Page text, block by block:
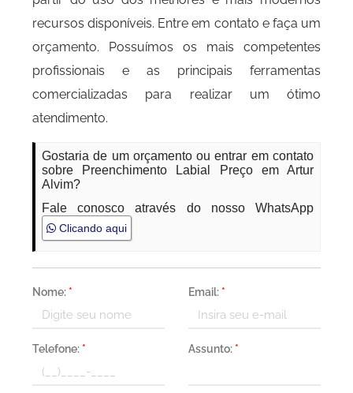
recursos disponíveis. Entre em contato e faça um
orçamento. Possuímos os mais competentes
profissionais e as principais ferramentas
comercializadas para realizar um ótimo
atendimento.
Gostaria de um orçamento ou entrar em contato
sobre Preenchimento Labial Preço em Artur
Alvim?
Fale conosco através do nosso WhatsApp
Clicando aqui
Nome: * Email: *
Telefone: * Assunto: *